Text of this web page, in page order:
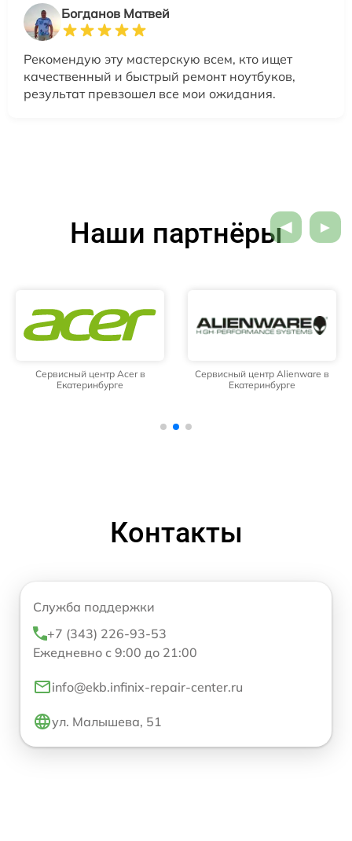
Богданов Матвей
Рекомендую эту мастерскую всем, кто ищет
качественный и быстрый ремонт ноутбуков,
результат превзошел все мои ожидания.
Наши партнёры
Сервисный центр Acer в
Екатеринбурге
Сервисный центр Alienware в
Екатеринбурге
Контакты
Служба поддержки
+7 (343) 226-93-53
Ежедневно с 9:00 до 21:00
info@ekb.infinix-repair-center.ru
ул. Малышева, 51